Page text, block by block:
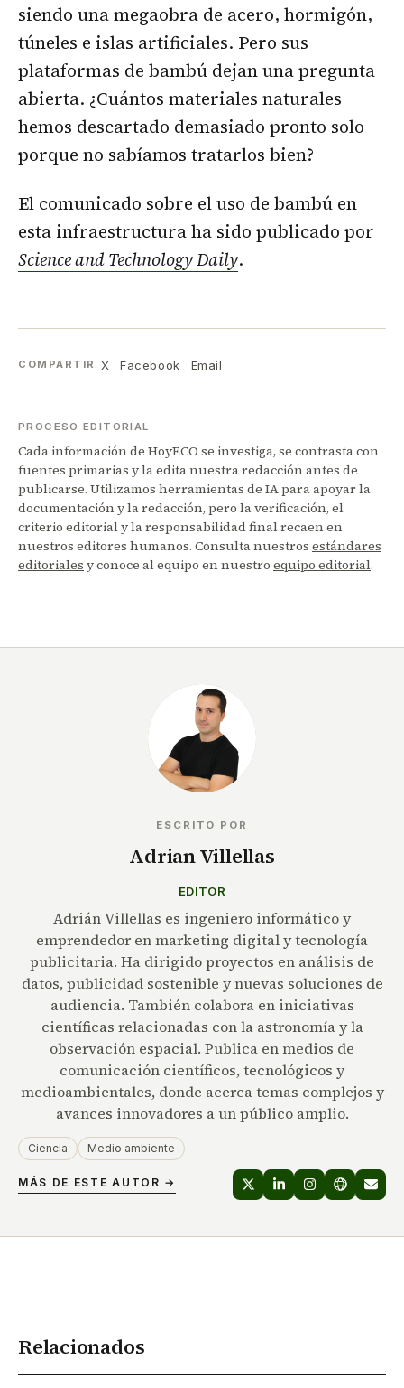
siendo una megaobra de acero, hormigón,
túneles e islas artificiales. Pero sus
plataformas de bambú dejan una pregunta
abierta. ¿Cuántos materiales naturales
hemos descartado demasiado pronto solo
porque no sabíamos tratarlos bien?
El comunicado sobre el uso de bambú en
esta infraestructura ha sido publicado por
Science and Technology Daily.
COMPARTIR X Facebook Email
PROCESO EDITORIAL
Cada información de HoyECO se investiga, se contrasta con
fuentes primarias y la edita nuestra redacción antes de
publicarse. Utilizamos herramientas de IA para apoyar la
documentación y la redacción, pero la verificación, el
criterio editorial y la responsabilidad final recaen en
nuestros editores humanos. Consulta nuestros estándares
editoriales y conoce al equipo en nuestro equipo editorial.
ESCRITO POR
Adrian Villellas
EDITOR
Adrián Villellas es ingeniero informático y
emprendedor en marketing digital y tecnología
publicitaria. Ha dirigido proyectos en análisis de
datos, publicidad sostenible y nuevas soluciones de
audiencia. También colabora en iniciativas
científicas relacionadas con la astronomía y la
observación espacial. Publica en medios de
comunicación científicos, tecnológicos y
medioambientales, donde acerca temas complejos y
avances innovadores a un público amplio.
Ciencia Medio ambiente
MÁS DE ESTE AUTOR →
Relacionados